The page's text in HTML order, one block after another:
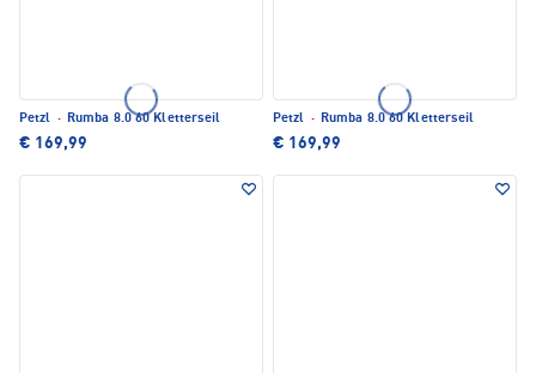
Petzl · Rumba 8.0 60 Kletterseil
€ 169,99
Petzl · Rumba 8.0 60 Kletterseil
€ 169,99